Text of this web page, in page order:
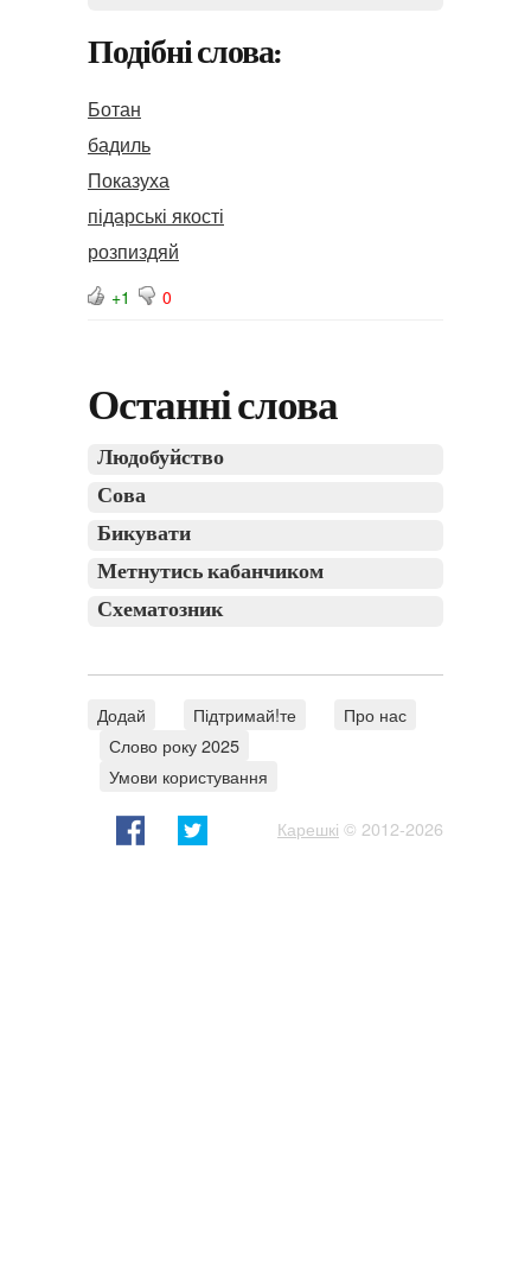
Подібні слова:
Ботан
бадиль
Показуха
підарські якості
розпиздяй
+1 0
Останні слова
Людобуйство
Сова
Бикувати
Метнутись кабанчиком
Схематозник
Додай Підтримай!те
Про нас
Слово року 2025
Умови користування
Карешкі © 2012-2026